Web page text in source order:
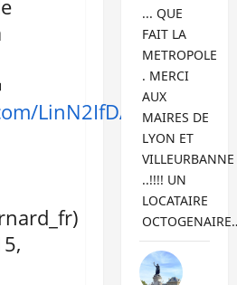
LinN2IfDAQ
... QUE
FAIT LA
METROPOLE
. MERCI
AUX
MAIRES DE
LYON ET
VILLEURBANNE
..!!!! UN
LOCATAIRE